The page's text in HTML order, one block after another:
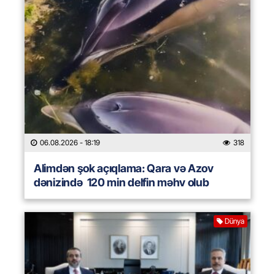
06.08.2026 - 18:19 318
Alimdən şok açıqlama: Qara və Azov
dənizində 120 min delfin məhv olub
Dünya